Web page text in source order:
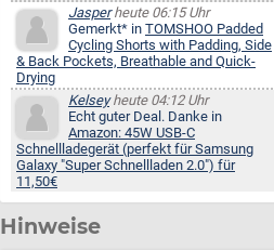
Jasperheute 06:15 Uhr
Gemerkt* in TOMSHOO Padded
Cycling Shorts with Padding, Side
& Back Pockets, Breathable and Quick-
Drying
Kelseyheute 04:12 Uhr
Echt guter Deal. Danke in
Amazon: 45W USB-C
Schnellladegerät (perfekt für Samsung
Galaxy "Super Schnellladen 2.0") für
11,50€
Hinweise